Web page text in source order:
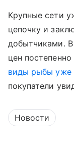
Крупные сети
цепочку и
добытчиками.
цен
виды рыбы уже
покупатели
Новости